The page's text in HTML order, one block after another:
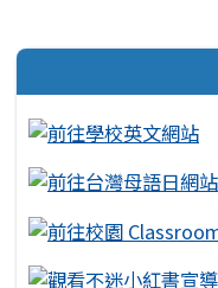
左邊區域內容